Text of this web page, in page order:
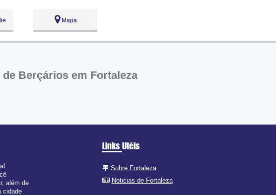
Mapa
de Berçários em Fortaleza
além de
cidade
Links Utéis
Sobre Fortaleza
Noticias de Fortaleza